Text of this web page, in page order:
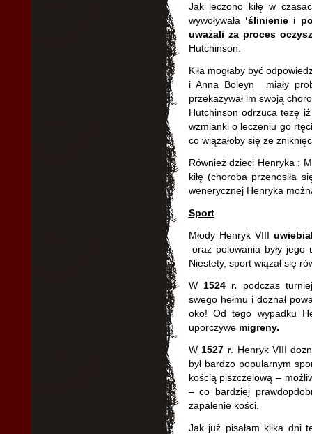
Jak leczono kiłę w
wywoływała ‘ślinienie i
uważali za proces
Hutchinson.
Kiła mogłaby być
i Anna Boleyn miały
przekazywał im swoją
Hutchinson odrzuca tezę
wzmianki o leczeniu go
co wiązałoby się ze
Również dzieci Henryka :
kiłę (choroba przenosiła
wenerycznej Henryka
Sport
Młody Henryk VIII
oraz polowania były jego
Niestety, sport wiązał się
W 1524 r. podczas
swego hełmu i doznał
oko! Od tego wypadku
uporczywe migreny.
W 1527 r. Henryk VIII
był bardzo popularnym
kością piszczelową –
– co bardziej
zapalenie kości.
Jak już pisałam kilka dni